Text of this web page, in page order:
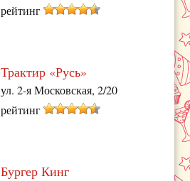
рейтинг
Трактир «Русь»
ул. 2-я Московская, 2/20
рейтинг
Бургер Кинг